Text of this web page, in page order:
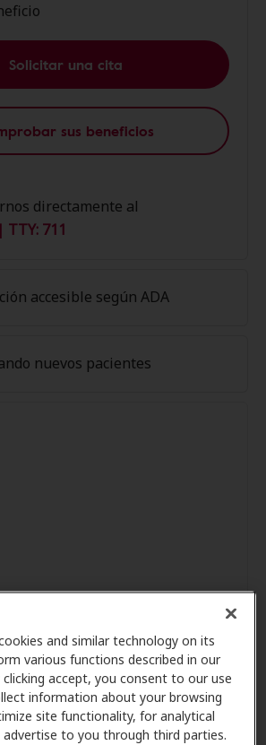
and similar technology on its
various functions described in our
accept, you consent to our use
information about your browsing
site functionality, for analytical
to you through third parties.
Solicitar una cita
sus beneficios
directamente al
TTY: 711
accesible según ADA
nuevos pacientes